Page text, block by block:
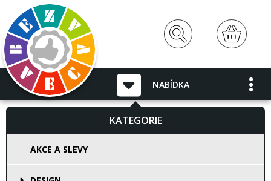
NABÍDKA
KATEGORIE
AKCE A SLEVY